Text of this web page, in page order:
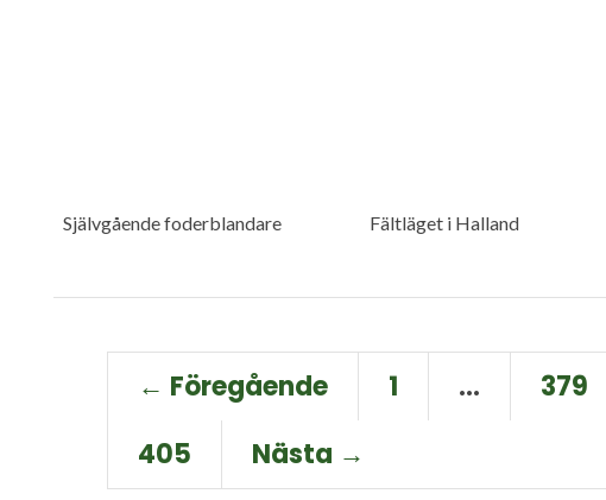
Självgående foderblandare Fältläget i Halland
← Föregående 1 … 379
405
Nästa →